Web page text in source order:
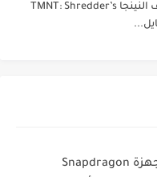
تحميل لعبة سلاحف النينجا TMNT: Shredder’s
أفضل إعدادات أجهزة Snapdragon